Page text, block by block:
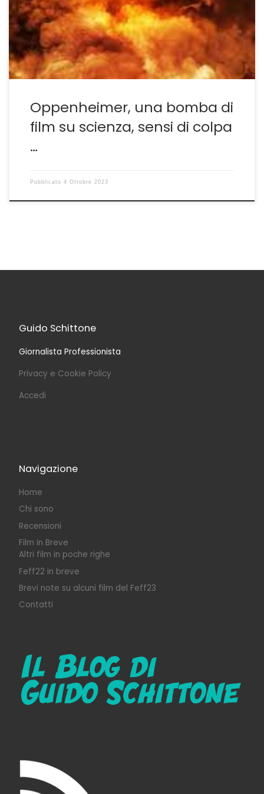
sebbene di grande successo critico e di pubblico, porta
sempre a letture da parte di chi osserva che vanno
oltre il dato […]
Oppenheimer, una bomba di
film su scienza, sensi di colpa
…
Pubblicato 4 Ottobre 2023
Guido Schittone
Giornalista Professionista
Privacy e Cookie Policy
Accedi
Navigazione
Home
Chi sono
Recensioni
Film in Breve
Altri film in poche righe
Feff22 in breve
Brevi note su alcuni film del Feff23
Contatti